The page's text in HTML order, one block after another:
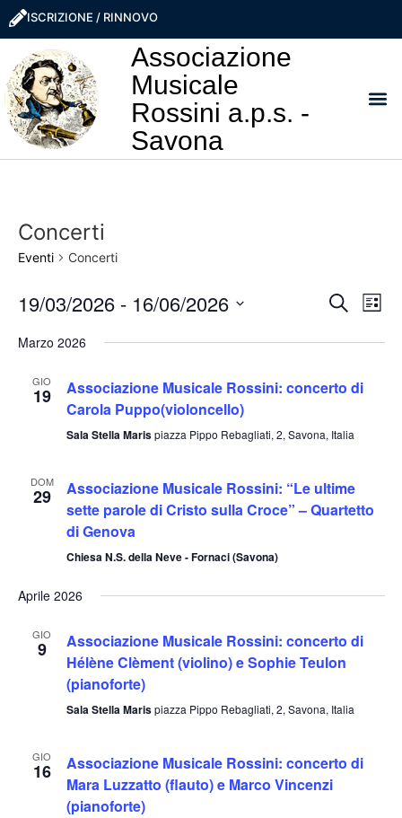
ISCRIZIONE / RINNOVO
Associazione
Musicale
Rossini a.p.s. -
Savona
Concerti
Eventi Concerti
e
CercaLista
19/03/2026 - 16/06/2026
la
data.
Marzo 2026
GIO
19
Associazione Musicale Rossini: concerto di
Carola Puppo(violoncello)
Sala Stella Marispiazza Pippo Rebagliati, 2, Savona, Italia
DOM
29
Associazione Musicale Rossini: “Le ultime
sette parole di Cristo sulla Croce” – Quartetto
di Genova
Chiesa N.S. della Neve - Fornaci (Savona)
Aprile 2026
GIO
9
Associazione Musicale Rossini: concerto di
Hélène Clèment (violino) e Sophie Teulon
(pianoforte)
Sala Stella Marispiazza Pippo Rebagliati, 2, Savona, Italia
GIO
16
Associazione Musicale Rossini: concerto di
Mara Luzzatto (flauto) e Marco Vincenzi
(pianoforte)